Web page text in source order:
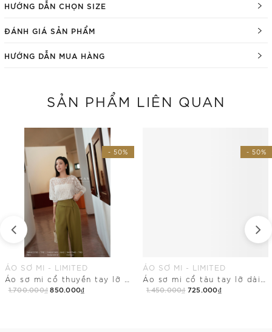
HƯỚNG DẪN CHỌN SIZE
ĐÁNH GIÁ SẢN PHẨM
HƯỚNG DẪN MUA HÀNG
SẢN PHẨM LIÊN QUAN
- 50%
ÁO SƠ MI - LIMITED
1.700.000₫ 850.000₫
- 50%
ÁO SƠ MI - LIMITED
1.450.000₫ 725.000₫